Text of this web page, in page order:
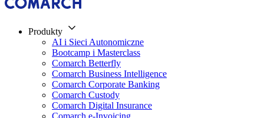
Produkty
AI i Sieci Autonomiczne
Bootcamp i Masterclass
Comarch Betterfly
Comarch Business Intelligence
Comarch Corporate Banking
Comarch Custody
Comarch Digital Insurance
Comarch e-Invoicing